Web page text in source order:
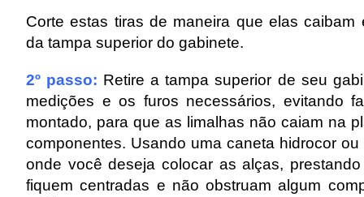
Corte estas tiras de maneira que elas caibam
da tampa superior do gabinete.
2º passo: Retire a tampa superior de seu
medições e os furos necessários, evitando
montado, para que as limalhas não caiam na
componentes. Usando uma caneta hidrocor
onde você deseja colocar as alças,
fiquem centradas e não obstruam algum